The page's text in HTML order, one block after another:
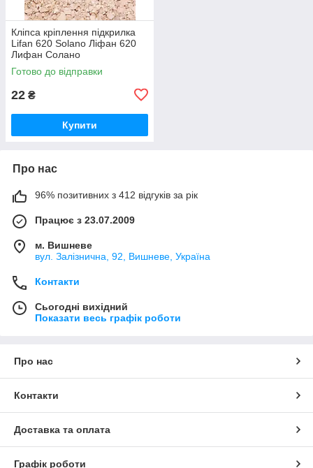
Кліпса кріплення підкрилка
Lifan 620 Solano Ліфан 620
Лифан Солано
Готово до відправки
22 ₴
Купити
Про нас
96% позитивних з 412 відгуків за рік
Працює з 23.07.2009
м. Вишневе
вул. Залізнична, 92, Вишневе, Україна
Контакти
Сьогодні вихідний
Показати весь графік роботи
Про нас
Контакти
Доставка та оплата
Графік роботи